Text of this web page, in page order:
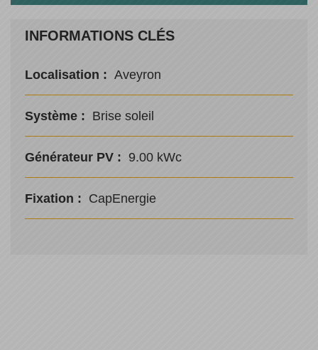
INFORMATIONS CLÉS
Localisation : Aveyron
Système : Brise soleil
Générateur PV : 9.00 kWc
Fixation : CapEnergie